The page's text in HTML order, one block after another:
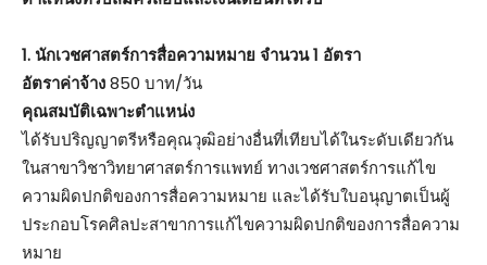
1. นักเวชศาสตร์การสื่อความหมาย จำนวน 1 อัตรา
อัตราค่าจ้าง850 บาท/วัน
คุณสมบัติเฉพาะตำแหน่ง
ได้รับปริญญาตรีหรือคุณวุฒิอย่างอื่นที่เทียบได้ในระดับเดียวกัน
ในสาขาวิชาวิทยาศาสตร์การแพทย์ ทางเวชศาสตร์การแก้ไข
ความผิดปกติของการสื่อความหมาย และได้รับใบอนุญาตเป็นผู้
ประกอบโรคศิลปะสาขาการแก้ไขความผิดปกติของการสื่อความ
หมาย